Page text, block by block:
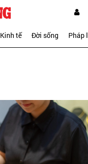
Kinh tế Đời sống Pháp